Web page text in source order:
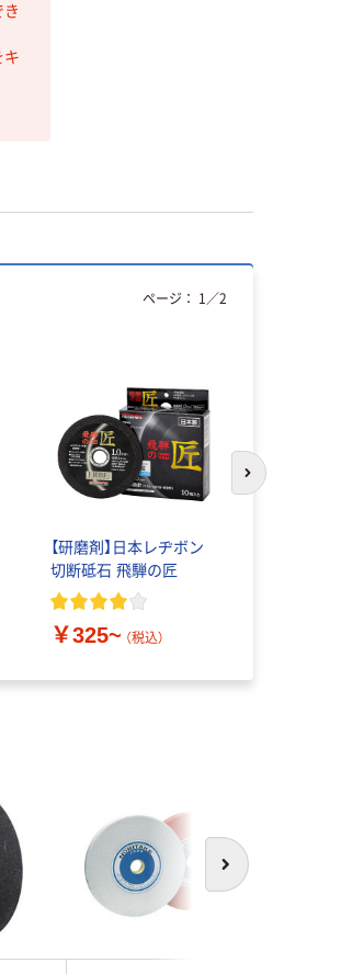
き
キ
【研磨剤】日本レヂボン
切断砥石 飛騨の匠
￥325~ （税込）
ページ： 1 ／2
次のスライド
次へ